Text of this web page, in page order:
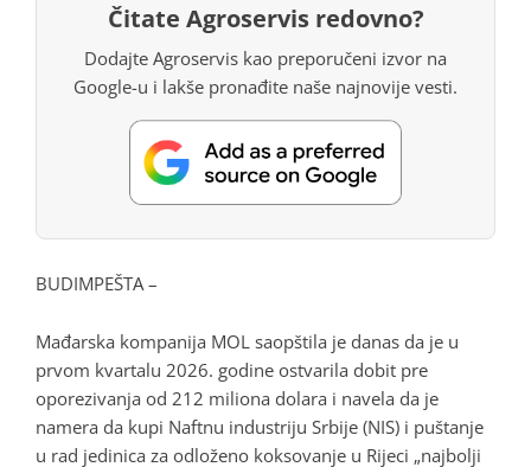
Čitate Agroservis redovno?
Dodajte Agroservis kao preporučeni izvor na
Google-u i lakše pronađite naše najnovije vesti.
BUDIMPEŠTA –
Mađarska kompanija MOL saopštila je danas da je u
prvom kvartalu 2026. godine ostvarila dobit pre
oporezivanja od 212 miliona dolara i navela da je
namera da kupi Naftnu industriju Srbije (NIS) i puštanje
u rad jedinica za odloženo koksovanje u Rijeci „najbolji